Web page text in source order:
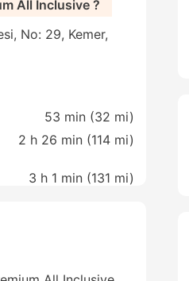
All Inclusive ?
No: 29, Kemer,
53 min (32 mi)
2 h 26 min (114 mi)
3 h 1 min (131 mi)